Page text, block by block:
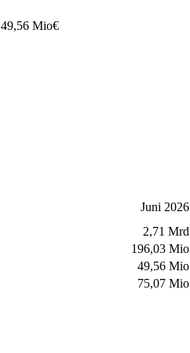
49,56 Mio€
Juni 2026
2,71 Mrd
196,03 Mio
49,56 Mio
75,07 Mio